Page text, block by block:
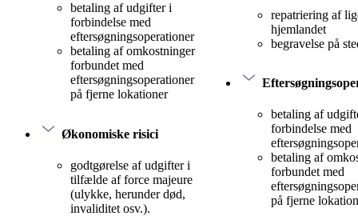
betaling af udgifter i
forbindelse med
eftersøgningsoperationer
betaling af omkostninger
forbundet med
eftersøgningsoperationer
på fjerne lokationer
Økonomiske risici
godtgørelse af udgifter i
tilfælde af force majeure
(ulykke, herunder død,
invaliditet osv.).
repatriering af
hjemlandet
begravelse på
betaling af
forbindelse med
betaling af
forbundet med
på fjerne